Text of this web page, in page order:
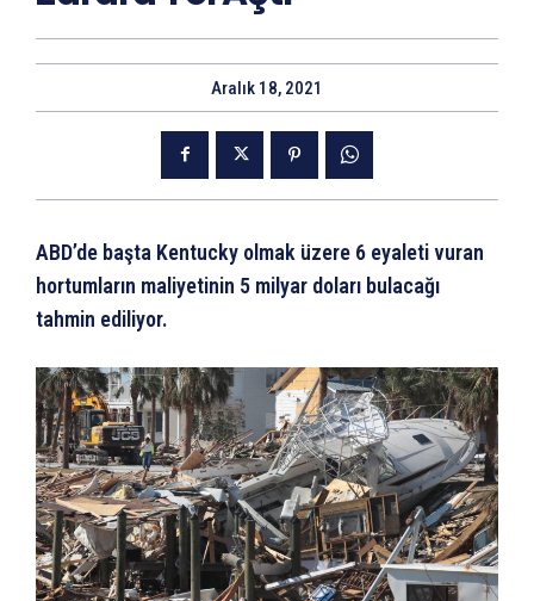
Aralık 18, 2021
ABD’de başta Kentucky olmak üzere 6 eyaleti vuran
hortumların maliyetinin 5 milyar doları bulacağı
tahmin ediliyor.